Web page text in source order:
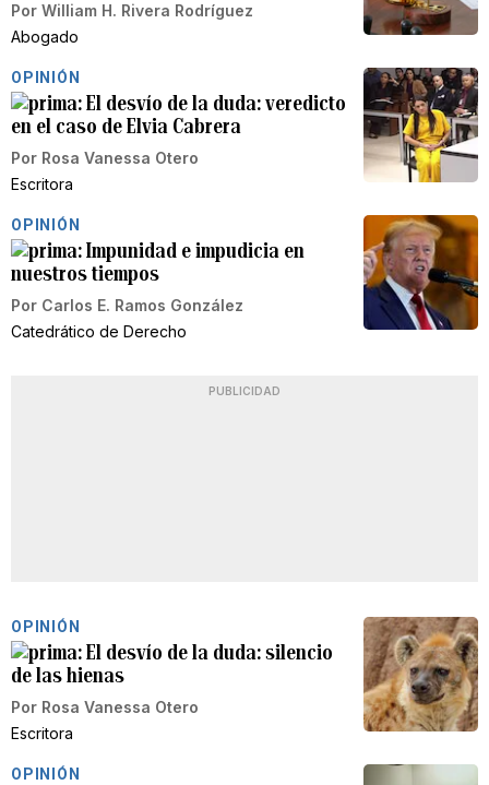
Por William H. Rivera Rodríguez
Abogado
OPINIÓN
El desvío de la duda: veredicto
en el caso de Elvia Cabrera
Por Rosa Vanessa Otero
Escritora
OPINIÓN
Impunidad e impudicia en
nuestros tiempos
Por Carlos E. Ramos González
Catedrático de Derecho
PUBLICIDAD
OPINIÓN
El desvío de la duda: silencio
de las hienas
Por Rosa Vanessa Otero
Escritora
OPINIÓN